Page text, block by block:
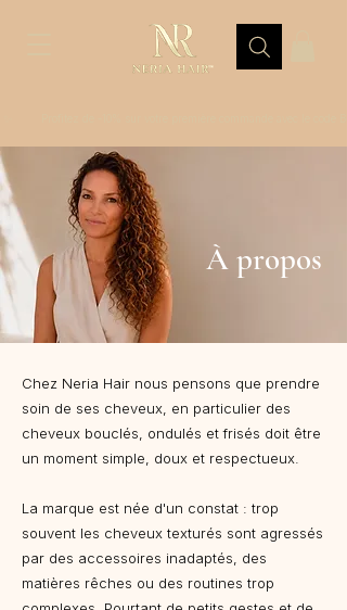
À propos
Chez Neria Hair nous pensons que prendre
soin de ses cheveux, en particulier des
cheveux bouclés, ondulés et frisés doit être
un moment simple, doux et respectueux.
La marque est née d'un constat : trop
souvent les cheveux texturés sont agressés
par des accessoires inadaptés, des
matières rêches ou des routines trop